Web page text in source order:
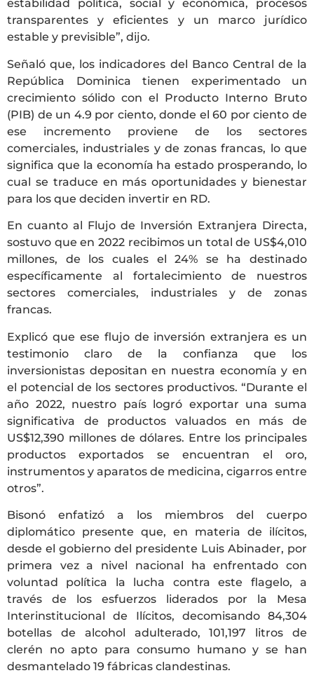
estabilidad política, social y económica, procesos
transparentes y eficientes y un marco jurídico
estable y previsible”, dijo.
Señaló que, los indicadores del Banco Central de la
República Dominica tienen experimentado un
crecimiento sólido con el Producto Interno Bruto
(PIB) de un 4.9 por ciento, donde el 60 por ciento de
ese incremento proviene de los sectores
comerciales, industriales y de zonas francas, lo que
significa que la economía ha estado prosperando, lo
cual se traduce en más oportunidades y bienestar
para los que deciden invertir en RD.
En cuanto al Flujo de Inversión Extranjera Directa,
sostuvo que en 2022 recibimos un total de US$4,010
millones, de los cuales el 24% se ha destinado
específicamente al fortalecimiento de nuestros
sectores comerciales, industriales y de zonas
francas.
Explicó que ese flujo de inversión extranjera es un
testimonio claro de la confianza que los
inversionistas depositan en nuestra economía y en
el potencial de los sectores productivos. “Durante el
año 2022, nuestro país logró exportar una suma
significativa de productos valuados en más de
US$12,390 millones de dólares. Entre los principales
productos exportados se encuentran el oro,
instrumentos y aparatos de medicina, cigarros entre
otros”.
Bisonó enfatizó a los miembros del cuerpo
diplomático presente que, en materia de ilícitos,
desde el gobierno del presidente Luis Abinader, por
primera vez a nivel nacional ha enfrentado con
voluntad política la lucha contra este flagelo, a
través de los esfuerzos liderados por la Mesa
Interinstitucional de Ilícitos, decomisando 84,304
botellas de alcohol adulterado, 101,197 litros de
clerén no apto para consumo humano y se han
desmantelado 19 fábricas clandestinas.